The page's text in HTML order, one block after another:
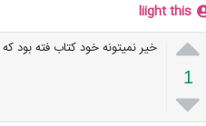
liight this

1

خیر نمیتونه خود کتاب فته